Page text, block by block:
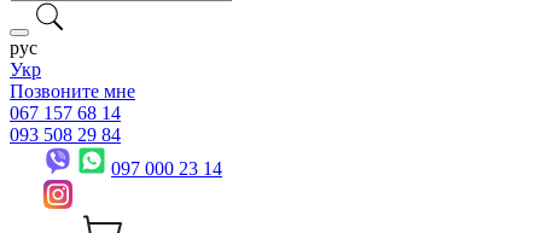
рус
Укр
Позвоните мне
067 157 68 14
093 508 29 84
097 000 23 14